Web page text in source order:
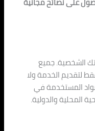
الشخصية. جميع
لتقديم الخدمة ولا
المستخدمة في
المحلية والدولية.